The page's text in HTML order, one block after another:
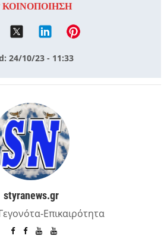
ΚΟΙΝΟΠΟΙΗΣΗ
24/10/23 - 11:33
styranews.gr
Επικαιρότητα